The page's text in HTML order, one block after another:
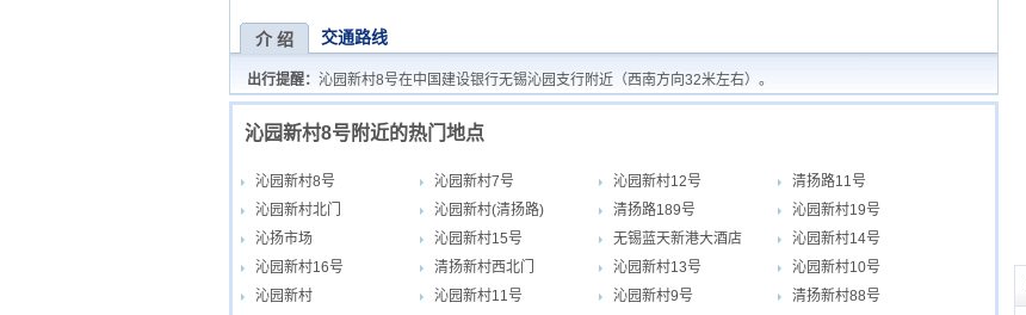
介 绍 交通路线
出行提醒： 沁园新村8号在中国建设银行无锡沁园支行附近（西南方向32米左右）。
沁园新村8号附近的热门地点
沁园新村8号 沁园新村7号 沁园新村12号
清扬路11号
沁园新村北门
沁园新村(清扬路) 清扬路189号
沁园新村19号
沁扬市场
沁园新村15号 无锡蓝天新港大酒店
沁园新村14号
沁园新村16号
清扬新村西北门 沁园新村13号
沁园新村10号
沁园新村
沁园新村11号 沁园新村9号 清扬新村88号